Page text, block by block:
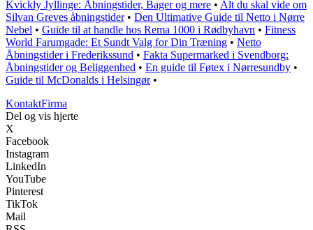
Kvickly Jyllinge: Åbningstider, Bager og mere • Alt du skal vide om
Silvan Greves åbningstider• Den Ultimative Guide til Netto i Nørre
Nebel • Guide til at handle hos Rema 1000 i Rødbyhavn • Fitness
World Farumgade: Et Sundt Valg for Din Træning • Netto
Åbningstider i Frederikssund • Fakta Supermarked i Svendborg:
Åbningstider og Beliggenhed • En guide til Føtex i Nørresundby •
Guide til McDonalds i Helsingør•
KontaktFirma
Del og vis hjerte
X
Facebook
Instagram
LinkedIn
YouTube
Pinterest
TikTok
Mail